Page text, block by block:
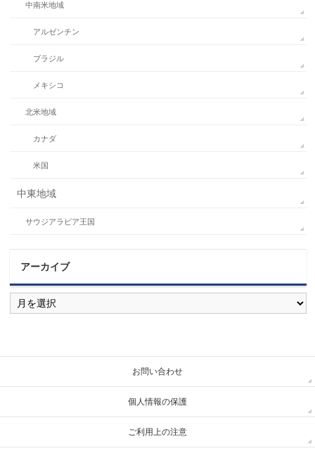
中南米地域
アルゼンチン
ブラジル
メキシコ
北米地域
カナダ
米国
中東地域
サウジアラビア王国
アーカイブ
ア
ー
カ
お問い合わせ
個人情報の保護
ご利用上の注意